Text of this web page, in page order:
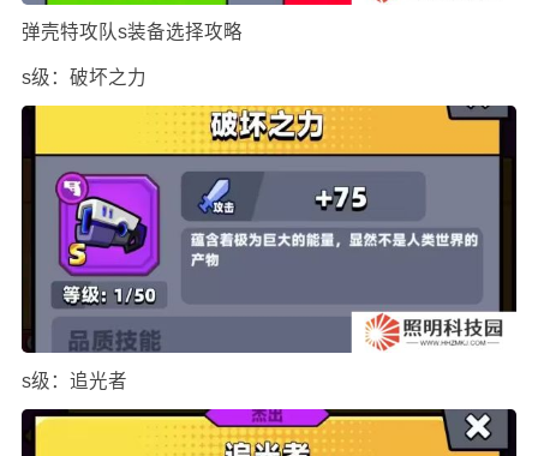
弹壳特攻队s装备选择攻略
s级：破坏之力
s级：追光者